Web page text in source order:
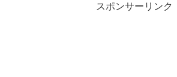
スポンサーリンク